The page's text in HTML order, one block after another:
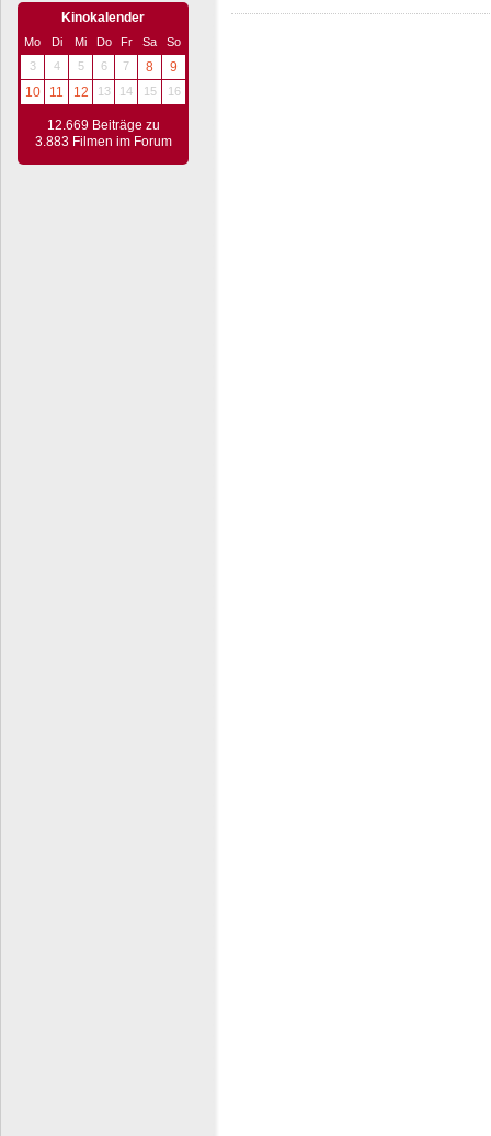
Kinokalender
Mo Di Mi Do Fr Sa
So
3
4 5 6 7 8
9
10
11 12 13 14 15 16
12.669 Beiträge zu
3.883 Filmen im Forum